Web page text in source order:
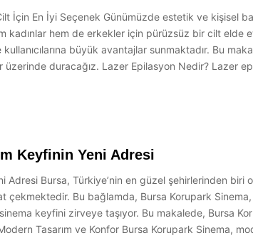
İçin En İyi Seçenek Günümüzde estetik ve kişisel
kadınlar hem de erkekler için pürüzsüz bir cilt
büyük avantajlar sunmaktadır. Bu
duracağız. Lazer Epilasyon Nedir? Lazer
Keyfinin Yeni Adresi
Adresi Bursa, Türkiye’nin en güzel şehirlerinden
çekmektedir. Bu bağlamda, Bursa Korupark
keyfini zirveye taşıyor. Bu makalede, Bursa
Tasarım ve Konfor Bursa Korupark Sinema,